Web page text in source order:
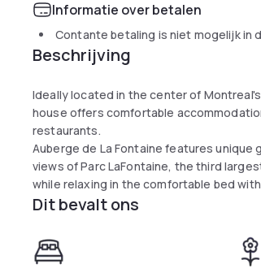
Informatie over betalen
Contante betaling is niet mogelijk in
Beschrijving
Ideally located in the center of
house offers comfortable
restaurants.
Auberge de La Fontaine features
views of Parc LaFontaine, the third
while relaxing in the comfortable bed
Dit bevalt ons